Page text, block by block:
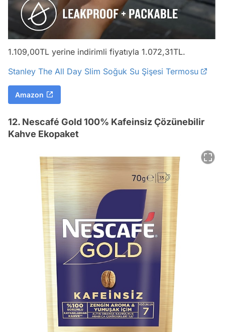
1.109,00TL yerine indirimli fiyatıyla 1.072,31TL.
Stanley The All Day Slim Soğuk Su Şişesi Termosu
Amazon
12. Nescafé Gold 100% Kafeinsiz Çözünebilir
Kahve Ekopaket